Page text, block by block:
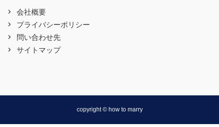
会社概要
プライバシーポリシー
問い合わせ先
サイトマップ
copyright © how to marry